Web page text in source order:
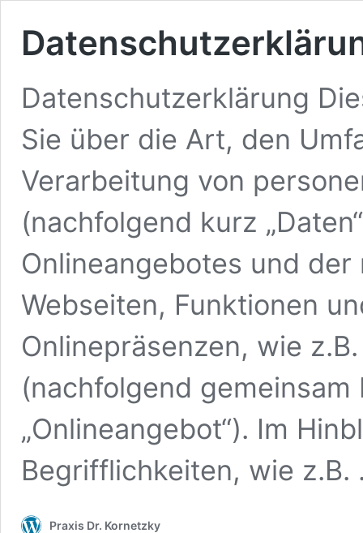
Datenschutzerklärung
Sie über die Art, den
Verarbeitung von
(nachfolgend kurz
Onlineangebotes und
Webseiten, Funktionen
Onlinepräsenzen, wie
(nachfolgend
„Onlineangebot“). Im
Begrifflichkeiten, wie
Praxis Dr. Kornetzky